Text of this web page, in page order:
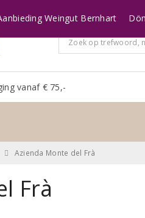
vanaf € 75,-
Weingut Bernhart
Azienda Monte del Frà
Frà